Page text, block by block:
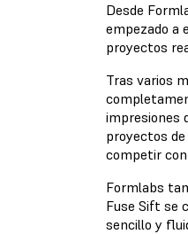
Desde
empezado a
proyectos
Tras varios
impresiones
proyectos
competir con
Formlabs
Fuse Sift se
sencillo y